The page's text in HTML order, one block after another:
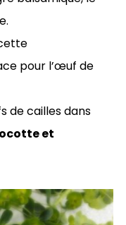
pour l’œuf de
de cailles dans
et